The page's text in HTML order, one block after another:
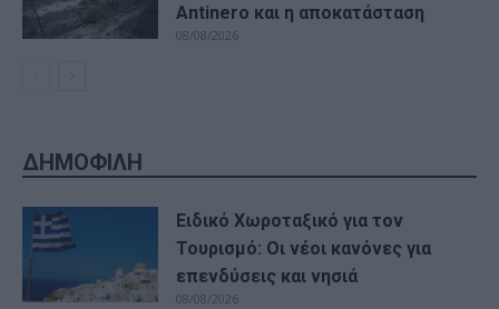
Antinero και η αποκατάσταση
08/08/2026
ΔΗΜΟΦΙΛΗ
Ειδικό Χωροταξικό για τον
Τουρισμό: Οι νέοι κανόνες για
επενδύσεις και νησιά
08/08/2026